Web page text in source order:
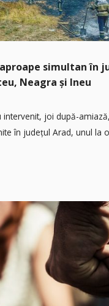
simultan în
Neagra și Ineu
intervenit, joi după-
în județul Arad, unul la